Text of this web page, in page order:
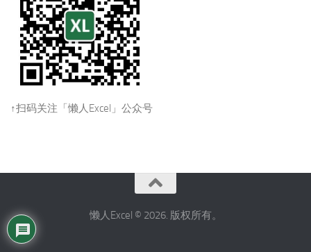
↑扫码关注「懒人Excel」公众号
懒人Excel © 2026. 版权所有。